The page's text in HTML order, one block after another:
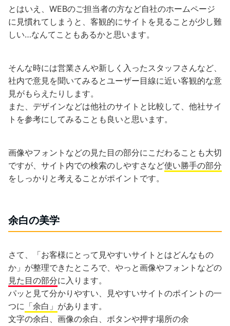
とはいえ、WEBのご担当者の方など自社のホームページ
に見慣れてしまうと、客観的にサイトを見ることが少し難
しい…なんてこともあるかと思います。
そんな時には営業さんや新しく入ったスタッフさんなど、
社内で意見を聞いてみるとユーザー目線に近い客観的な意
見がもらえたりします。
また、デザインなどは他社のサイトと比較して、他社サイ
トを参考にしてみることも良いと思います。
画像やフォントなどの見た目の部分にこだわることも大切
ですが、サイト内での検索のしやすさなど使い勝手の部分
をしっかりと考えることがポイントです。
余白の美学
さて、「お客様にとって見やすいサイトとはどんなもの
か」が整理できたところで、やっと画像やフォントなどの
見た目の部分に入ります。
パッと見て分かりやすい、見やすいサイトのポイントの一
つに 「余白」 があります。
文字の余白、画像の余白、ボタンや押す場所の余